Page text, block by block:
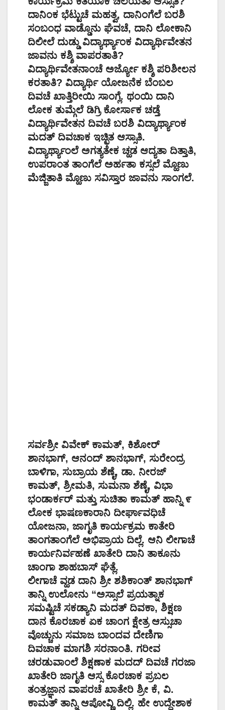
ದಾನಿಂಕ ಭೆಟ್ಟುಚೆ ಮಹತ್ವ, ದಾನಿಂಗೆಲೆ ಬರಶಿ
ಸಂಬಂಧ ವಾಡ್ಡೊನು ಘೆವಚೆ, ದಾನಿ ಲೋಕಾನಿ
ದಿಲೀಲೆ ದುಡ್ಡು ವಿದ್ಯಾರ್ಥ್ಯಾಂಕ ವಿದ್ಯಾರ್ಥಿವೇತನ
ಜಾವನು ಕಶ್ಶಿ ವಾಪರತಾತಿ?
ವಿದ್ಯಾರ್ಥಿವೇತನಾಂಚೆ ಅರ್ಜ್ಯೋ ಕಶ್ಶಿ ಪರಿಶೀಲನ
ಕರತಾತಿ? ವಿದ್ಯಾರ್ಥಿ ಯೋಜನೆಕ ಬೆಂಬಲ
ದಿವಚೆ ಖಾತ್ತಿರೀಯಿ ಸಾಂಗ್ಲೆ. ಥಂಯಿ ದಾನಿ
ಲೋಕ ತುಮ್ಗೆಲೆ ಡಿಗ್ರಿ ಕೋರ್ಸಾಕ ಚಡ್ತೆ
ವಿದ್ಯಾರ್ಥಿವೇತನ ದಿವಚೆ ಬರಶಿ ವಿದ್ಯಾರ್ಥ್ಯಾಂಕ
ಮದತ್ ದಿವಚಾಕ ಇಚ್ಛಿತ ಆಸ್ಸಾತಿ.
ವಿದ್ಯಾರ್ಥ್ಯಾಂಲೆ ಅಗತ್ಯತೇಕ ಚ್ಹಡ ಆದ್ಯತಾ ದಿತ್ತಾತಿ,
ಉಪರಾಂತ ತಾಂಗೆಲೆ ಅರ್ಹತಾ ಕಸ್ಸಲೆ ಮ್ಹೊಣು
ಮೆಜ್ಜಿತಾತಿ ಮ್ಹೊಣು ಸವಿಸ್ತಾರ ಜಾವನು ಸಾಂಗಲೆ.
ಸರ್ವಶ್ರೀ ವಿವೇಕ್ ಕಾಮತ್, ಕಿಶೋರ್
ಶಾನಭಾಗ್, ಆನಂದ್ ಶಾನಭಾಗ್, ಸುರೇಂದ್ರ
ಬಾಳಿಗಾ, ಸುಬ್ರಾಯ ಶೆಣೈ, ಡಾ. ನೀರಜ್
ಕಾಮತ್, ಶ್ರೀಮತಿ, ಸುಮನಾ ಶೆಣೈ, ವಿಭಾ
ಭಂಡಾರ್ಕರ್ ಮತ್ತು ಸುಚಿತಾ ಕಾಮತ್ ಹಾನ್ನಿ ೯
ಲೋಕ ಭಾಷಣಕಾರಾನಿ ದೀರ್ಘಾವಧಿಚೆ
ಯೋಜನಾ, ಜಾಗೃತಿ ಕಾರ್ಯಕ್ರಮ ಕಾತೇರಿ
ತಾಂಗತಾಂಗೆಲೆ ಅಭಿಪ್ರಾಯ ದಿಲ್ಲೆ. ಆನಿ ಲೀಗಾಚೆ
ಕಾರ್ಯನಿರ್ವಹಣೆ ಖಾತೇರಿ ದಾನಿ ತಾಕೂನು
ಚಾಂಗಾ ಶಾಹಬಾಸ್ ಘೆತ್ಲೆ.
ಲೀಗಾಚೆ ವ್ಹಡ ದಾನಿ ಶ್ರೀ ಶಶಿಕಾಂತ್ ಶಾನಭಾಗ್
ತಾನ್ನಿ ಉಲೋನು “ಅಸ್ಸಾಲೆ ಪ್ರಯತ್ನಾಕ
ಸಮಷ್ಟಿಚೆ ಸಕಡ್ಯಾನಿ ಮದತ್ ದಿವಕಾ, ಶಿಕ್ಷಣ
ದಾನ ಕೊರಚಾಕ ಏಕ ಚಾಂಗ ಕ್ಷೇತ್ರ ಆಸ್ಸುಚಾ
ವೊಚ್ಚುನು ಸಮಾಜ ಬಾಂದವ ದೇಣಿಗಾ
ದಿವಚಾಕ ಮಾಗಶಿ ಸರನಾಂತಿ. ಗರೀವ
ಚರಡುವಾಂಲೆ ಶಿಕ್ಷಣಾಕ ಮದದ್ ದಿವಚೆ ಗರಜಾ
ಖಾತೇರಿ ಜಾಗೃತಿ ಆಸ್ಸ ಕೊರಚಾಕ ಪ್ರಬಲ
ತಂತ್ರಜ್ಞಾನ ವಾಪರಚೆ ಖಾತೇರಿ ಶ್ರೀ ಕೆ, ವಿ.
ಕಾಮತ್ ತಾನ್ನಿ ಆಪೋವ್ಣಿ ದಿಲ್ಲಿ. ಹೇ ಉದ್ದೇಶಾಕ